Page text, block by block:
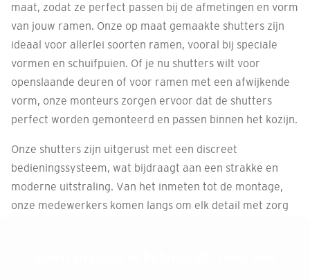
maat, zodat ze perfect passen bij de afmetingen en vorm
van jouw ramen. Onze op maat gemaakte shutters zijn
ideaal voor allerlei soorten ramen, vooral bij speciale
vormen en schuifpuien. Of je nu shutters wilt voor
openslaande deuren of voor ramen met een afwijkende
vorm, onze monteurs zorgen ervoor dat de shutters
perfect worden gemonteerd en passen binnen het kozijn.
Onze shutters zijn uitgerust met een discreet
bedieningssysteem, wat bijdraagt aan een strakke en
moderne uitstraling. Van het inmeten tot de montage,
onze medewerkers komen langs om elk detail met zorg